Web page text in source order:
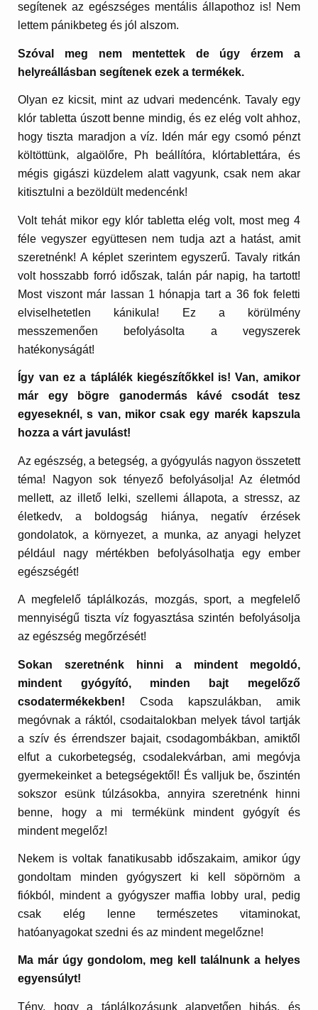
segítenek az egészséges mentális állapothoz is! Nem
lettem pánikbeteg és jól alszom.
Szóval meg nem mentettek de úgy érzem a
helyreállásban segítenek ezek a termékek.
Olyan ez kicsit, mint az udvari medencénk. Tavaly egy
klór tabletta úszott benne mindig, és ez elég volt ahhoz,
hogy tiszta maradjon a víz. Idén már egy csomó pénzt
költöttünk, algaölőre, Ph beállítóra, klórtablettára, és
mégis gigászi küzdelem alatt vagyunk, csak nem akar
kitisztulni a bezöldült medencénk!
Volt tehát mikor egy klór tabletta elég volt, most meg 4
féle vegyszer együttesen nem tudja azt a hatást, amit
szeretnénk! A képlet szerintem egyszerű. Tavaly ritkán
volt hosszabb forró időszak, talán pár napig, ha tartott!
Most viszont már lassan 1 hónapja tart a 36 fok feletti
elviselhetetlen kánikula! Ez a körülmény
messzemenően befolyásolta a vegyszerek
hatékonyságát!
Így van ez a táplálék kiegészítőkkel is! Van, amikor
már egy bögre ganodermás kávé csodát tesz
egyeseknél, s van, mikor csak egy marék kapszula
hozza a várt javulást!
Az egészség, a betegség, a gyógyulás nagyon összetett
téma! Nagyon sok tényező befolyásolja! Az életmód
mellett, az illető lelki, szellemi állapota, a stressz, az
életkedv, a boldogság hiánya, negatív érzések
gondolatok, a környezet, a munka, az anyagi helyzet
például nagy mértékben befolyásolhatja egy ember
egészségét!
A megfelelő táplálkozás, mozgás, sport, a megfelelő
mennyiségű tiszta víz fogyasztása szintén befolyásolja
az egészség megőrzését!
Sokan szeretnénk hinni a mindent megoldó,
mindent gyógyító, minden bajt megelőző
csodatermékekben! Csoda kapszulákban, amik
megóvnak a ráktól, csodaitalokban melyek távol tartják
a szív és érrendszer bajait, csodagombákban, amiktől
elfut a cukorbetegség, csodalekvárban, ami megóvja
gyermekeinket a betegségektől! És valljuk be, őszintén
sokszor esünk túlzásokba, annyira szeretnénk hinni
benne, hogy a mi termékünk mindent gyógyít és
mindent megelőz!
Nekem is voltak fanatikusabb időszakaim, amikor úgy
gondoltam minden gyógyszert ki kell söpörnöm a
fiókból, mindent a gyógyszer maffia lobby ural, pedig
csak elég lenne természetes vitaminokat,
hatóanyagokat szedni és az mindent megelőzne!
Ma már úgy gondolom, meg kell találnunk a helyes
egyensúlyt!
Tény, hogy a táplálkozásunk alapvetően hibás, és